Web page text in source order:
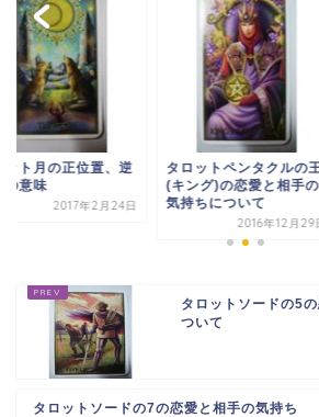
ット月の正位置、逆
の意味
2017年2月24日
タロットペンタクルの
(キング)の恋愛と相手の
気持ちについて
2016年12月29
タロットソードの5
ついて
タロットソードの7の恋愛と相手の気持ち